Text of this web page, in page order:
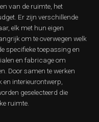
van de ruimte, het
Er zijn verschillende
elk met hun eigen
om te overwegen welk
specifieke toepassing en
en fabricage om
Door samen te werken
en interieurontwerp,
geselecteerd die
ruimte.